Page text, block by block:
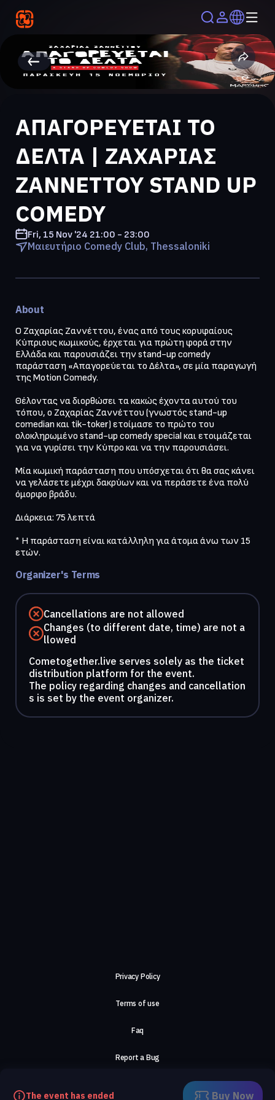
ΑΠΑΓΟΡΕΥΕΤΑΙ ΤΟ
ΔΕΛΤΑ | ΖΑΧΑΡΙΑΣ
ΖΑΝΝΕΤΤΟΥ STAND UP
COMEDY
Fri, 15 Nov '24 21:00 - 23:00
Μαιευτήριο Comedy Club, Thessaloniki
About
Ο Ζαχαρίας Ζαννέττου, ένας από τους κορυφαίους
Κύπριους κωμικούς, έρχεται για πρώτη φορά στην
Ελλάδα και παρουσιάζει την stand-up comedy
παράσταση «Απαγορεύεται το Δέλτα», σε μία παραγωγή
της Motion Comedy.
Θέλοντας να διορθώσει τα κακώς έχοντα αυτού του
τόπου, ο Ζαχαρίας Ζαννέττου (γνωστός stand-up
comedian και tik-toker) ετοίμασε το πρώτο του
ολοκληρωμένο stand-up comedy special και ετοιμάζεται
για να γυρίσει την Κύπρο και να την παρουσιάσει.
Μία κωμική παράσταση που υπόσχεται ότι θα σας κάνει
να γελάσετε μέχρι δακρύων και να περάσετε ένα πολύ
όμορφο βράδυ.
Διάρκεια: 75 λεπτά
* Η παράσταση είναι κατάλληλη για άτομα άνω των 15
ετών.
Organizer's Terms
Cancellations are not allowed
Changes (to different date, time) are not a
llowed
Cometogether.live serves solely as the ticket
distribution platform for the event.
The policy regarding changes and cancellation
s is set by the event organizer.
The event has ended Buy Now
Privacy Policy
Terms of use
Faq
Report a Bug